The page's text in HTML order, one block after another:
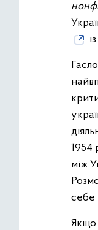
1954
між
себе
Якщо